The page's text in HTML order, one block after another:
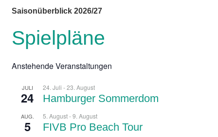
Saisonüberblick 2026/27
Spielpläne
Anstehende Veranstaltungen
JULI
24
24. Juli -23. August
Hamburger Sommerdom
AUG.
5
5. August-9. August
FIVB Pro Beach Tour